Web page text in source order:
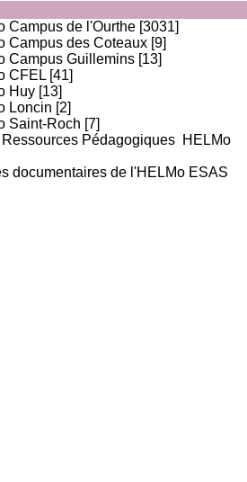
Campus de l'Ourthe [3031]
Campus des Coteaux [9]
Campus Guillemins [13]
CFEL [41]
Huy [13]
Loncin [2]
Saint-Roch [7]
Pédagogiques HELMo
documentaires de l'HELMo ESAS